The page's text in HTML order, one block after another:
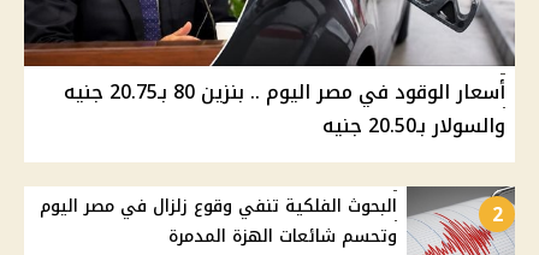
أسعار الوقود في مصر اليوم .. بنزين 80 بـ20.75 جنيه
والسولار بـ20.50 جنيه
2
البحوث الفلكية تنفي وقوع زلزال في مصر اليوم
وتحسم شائعات الهزة المدمرة